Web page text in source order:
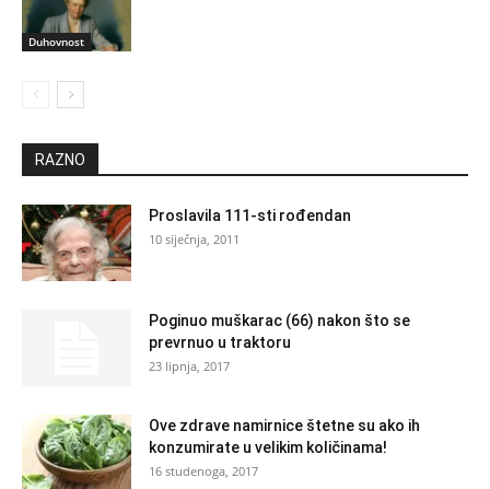
Duhovnost
RAZNO
Proslavila 111-sti rođendan
10 siječnja, 2011
Poginuo muškarac (66) nakon što se
prevrnuo u traktoru
23 lipnja, 2017
Ove zdrave namirnice štetne su ako ih
konzumirate u velikim količinama!
16 studenoga, 2017